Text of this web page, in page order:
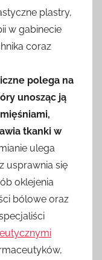
plastry,
w gabinecie
coraz
polega na
unosząc ją
tkanki w
ulega
usprawnia się
oklejenia
bólowe oraz